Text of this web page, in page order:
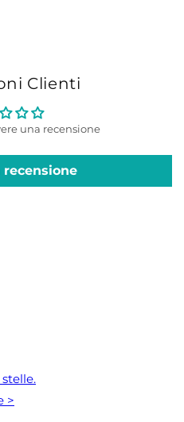
Clienti
una recensione
>